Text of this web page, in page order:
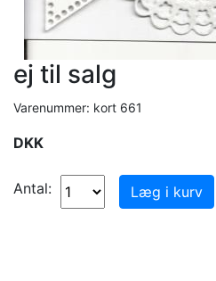
ej til salg
Varenummer: kort 661
DKK
Antal: